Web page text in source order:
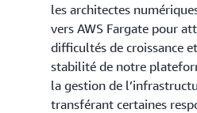
les architectes
vers AWS Fargate pour
difficultés de croissance
stabilité de notre
la gestion de
transférant certaines